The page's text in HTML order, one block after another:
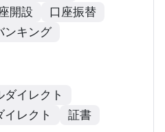
開設
口座振替
ンキング
ダイレクト
イレクト
証書